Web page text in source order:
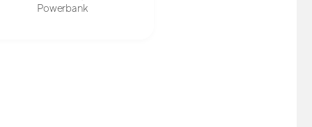
Powerbank